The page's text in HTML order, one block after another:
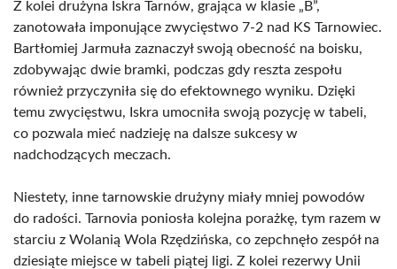
Z kolei drużyna Iskra Tarnów, grająca w klasie „B”,
zanotowała imponujące zwycięstwo 7-2 nad KS Tarnowiec.
Bartłomiej Jarmuła zaznaczył swoją obecność na boisku,
zdobywając dwie bramki, podczas gdy reszta zespołu
również przyczyniła się do efektownego wyniku. Dzięki
temu zwycięstwu, Iskra umocniła swoją pozycję w tabeli,
co pozwala mieć nadzieję na dalsze sukcesy w
nadchodzących meczach.
Niestety, inne tarnowskie drużyny miały mniej powodów
do radości. Tarnovia poniosła kolejna porażkę, tym razem w
starciu z Wolanią Wola Rzędzińska, co zepchnęło zespół na
dziesiąte miejsce w tabeli piątej ligi. Z kolei rezerwy Unii